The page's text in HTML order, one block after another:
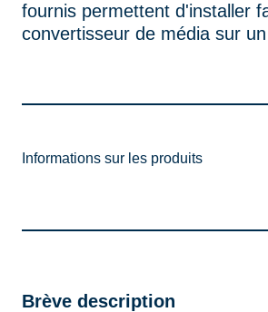
fournis permettent d'installer
convertisseur de média sur
Informations sur les produits
Brève description